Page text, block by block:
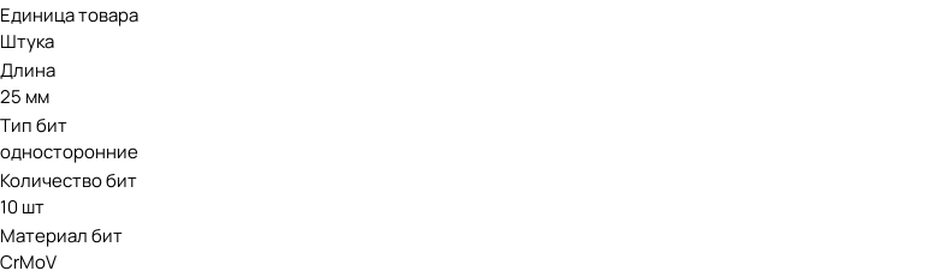
Единица товара
Штука
Длина
25 мм
Тип бит
односторонние
Количество бит
10 шт
Материал бит
CrMoV